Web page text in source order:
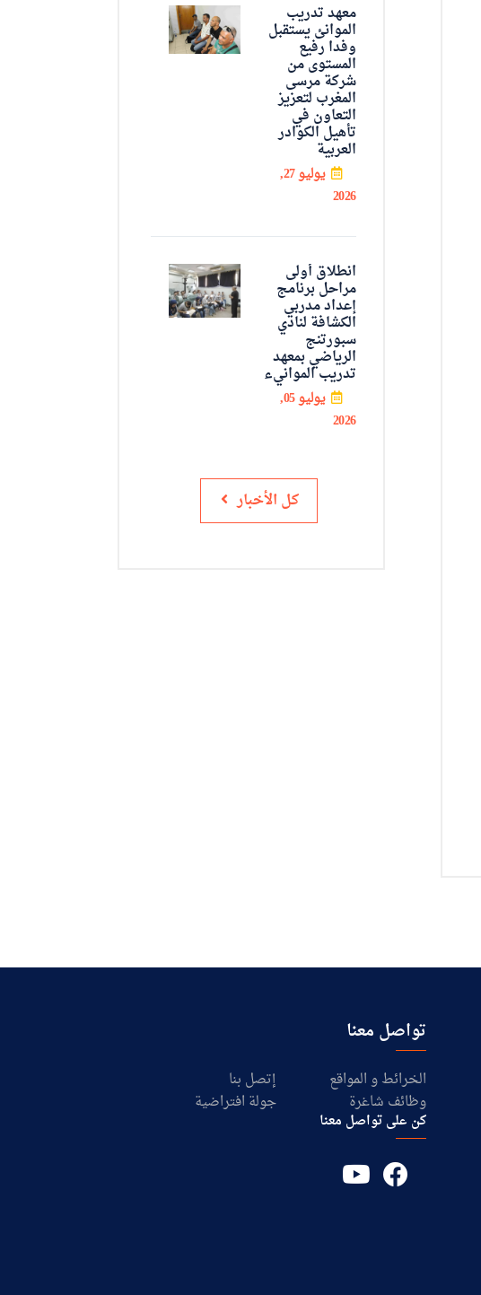
معهد تدريب
الموانئ يستقبل
وفدا رفيع
المستوى من
شركة مرسى
المغرب لتعزيز
التعاون في
تأهيل الكوادر
العربية
يوليو 27,
2026
انطلاق أولى
مراحل برنامج
إعداد مدربي
الكشافة لنادي
سبورتنج
الرياضي بمعهد
تدريب الموانيء
يوليو 05,
2026
كل الأخبار
تواصل معنا
إتصل بنا
الخرائط و المواقع
جولة افتراضية
وظائف شاغرة
كن على تواصل معنا